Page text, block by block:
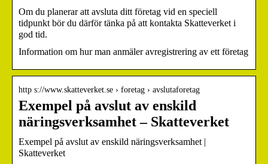
Om du planerar att avsluta ditt företag vid en speciell
tidpunkt bör du därför tänka på att kontakta Skatteverket i
god tid.
Information om hur man anmäler avregistrering av ett företag
http s://www.skatteverket.se › foretag › avslutaforetag
Exempel på avslut av enskild
näringsverksamhet – Skatteverket
Exempel på avslut av enskild näringsverksamhet |
Skatteverket